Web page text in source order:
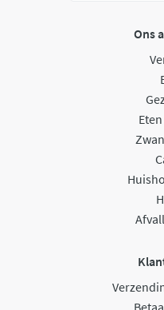
Ons